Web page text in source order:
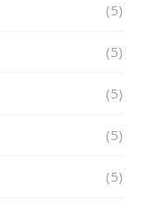
(5)
(5)
(5)
(5)
(5)